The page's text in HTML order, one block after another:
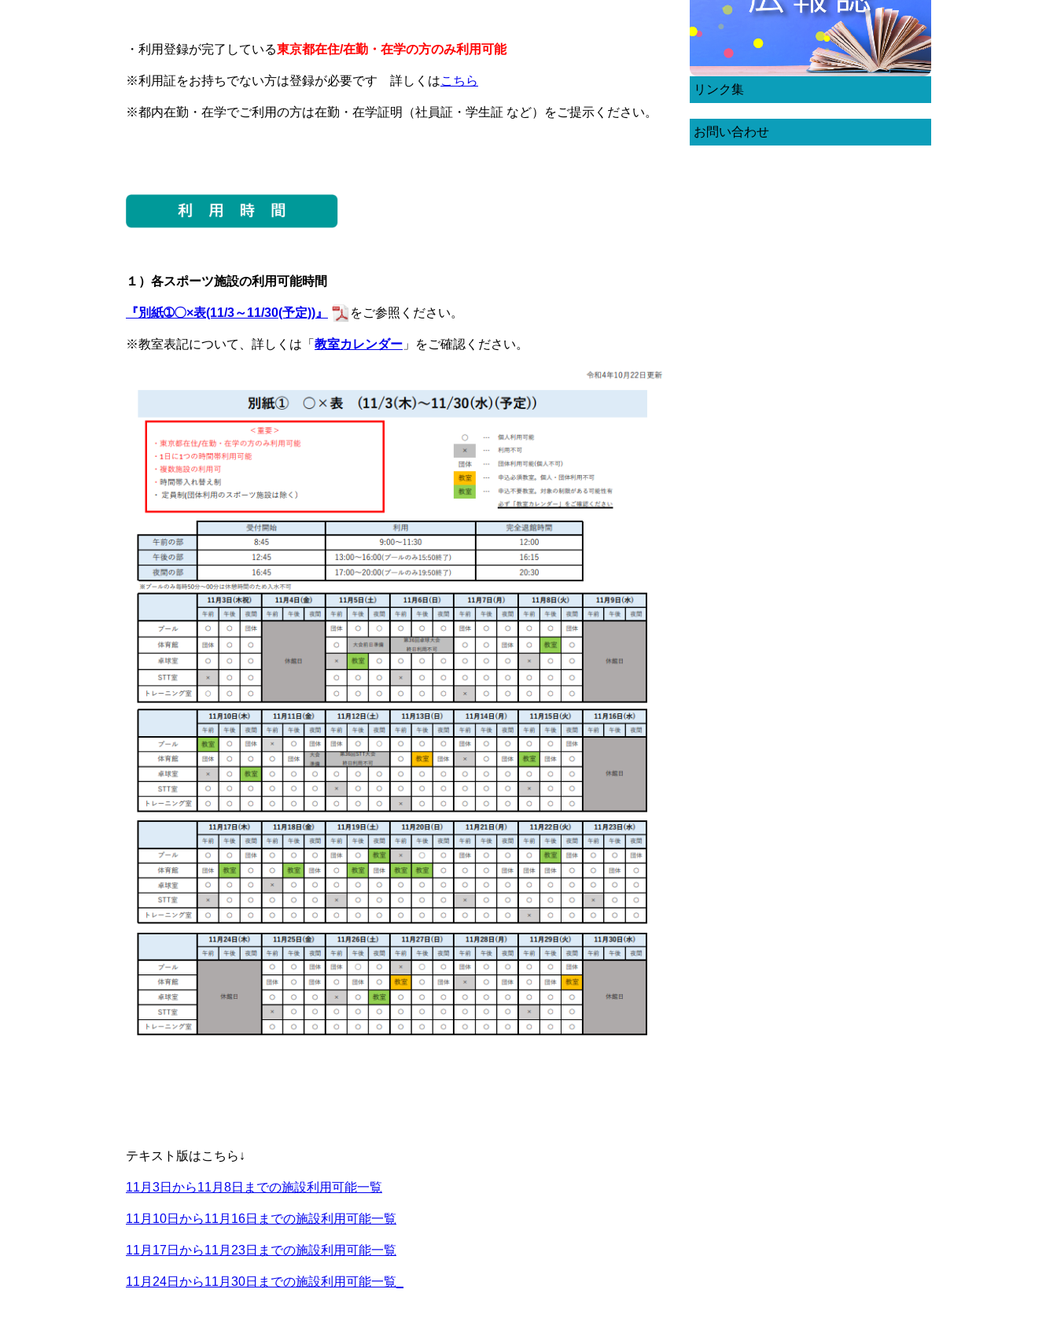
・利用登録が完了している東京都在住/在勤・在学の方のみ利用可能
※利用証をお持ちでない方は登録が必要です 詳しくはこちら
※都内在勤・在学でご利用の方は在勤・在学証明（社員証・学生証 など）をご提示ください。
１）各スポーツ施設の利用可能時間
『別紙➀〇×表(11/3～11/30(予定))』 をご参照ください。
※教室表記について、詳しくは「 教室カレンダー 」をご確認ください。
テキスト版はこちら↓
11月3日から11月8日までの施設利用可能一覧
11月10日から11月16日までの施設利用可能一覧
11月17日から11月23日までの施設利用可能一覧
11月24日から11月30日までの施設利用可能一覧_
リンク集
お問い合わせ